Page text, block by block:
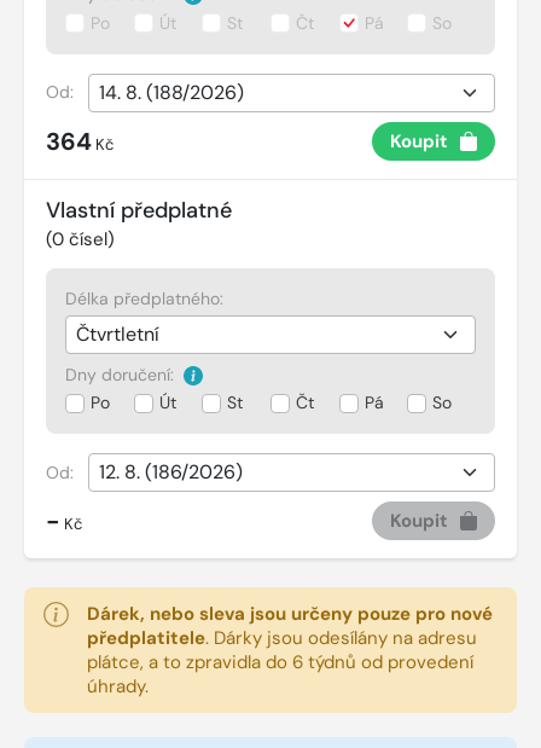
Po
Út St Čt Pá So
Od:
364 Kč Koupit
Vlastní předplatné
(0 čísel)
Délka předplatného:
Dny doručení:
Po
Út St Čt Pá So
Od:
- Kč Koupit
Dárek, nebo sleva jsou určeny pouze pro nové
předplatitele. Dárky jsou odesílány na adresu
plátce, a to zpravidla do 6 týdnů od provedení
úhrady.